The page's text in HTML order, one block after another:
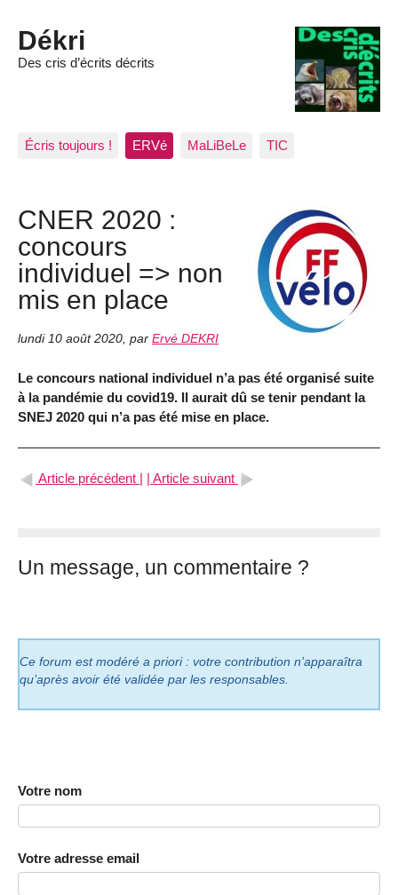
Dékri
Des cris d’écrits décrits
Écris toujours ! ERVé MaLiBeLe TIC
CNER 2020 :
concours
individuel => non
mis en place
lundi 10 août 2020, par Ervé DEKRI
Le concours national individuel n’a pas été organisé suite
à la pandémie du covid19. Il aurait dû se tenir pendant la
SNEJ 2020 qui n’a pas été mise en place.
Article précédent | | Article suivant
Un message, un commentaire ?
Ce forum est modéré a priori : votre contribution n’apparaîtra
qu’après avoir été validée par les responsables.
Votre nom
Votre adresse email